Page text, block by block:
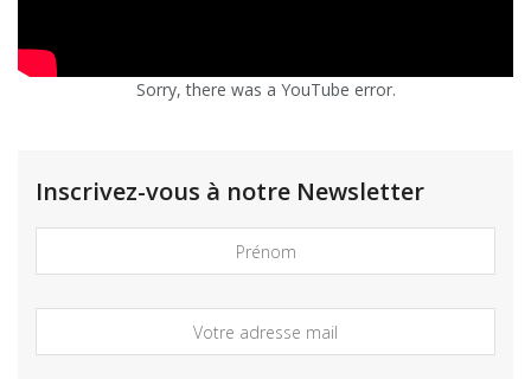
Sorry, there was a YouTube error.
Inscrivez-vous à notre Newsletter